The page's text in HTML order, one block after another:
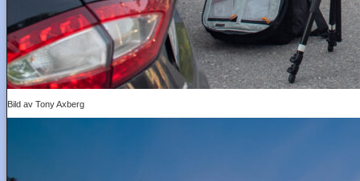
Bild av Tony Axberg